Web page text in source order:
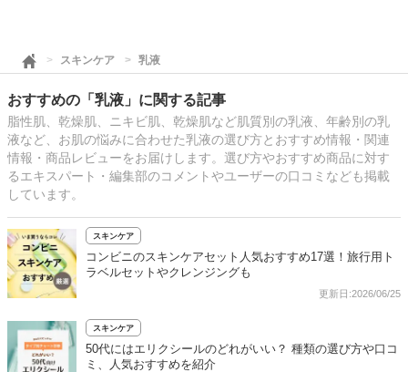
スキンケア 乳液
おすすめの「乳液」に関する記事
脂性肌、乾燥肌、ニキビ肌、乾燥肌など肌質別の乳液、年齢別の乳
液など、お肌の悩みに合わせた乳液の選び方とおすすめ情報・関連
情報・商品レビューをお届けします。選び方やおすすめ商品に対す
るエキスパート・編集部のコメントやユーザーの口コミなども掲載
しています。
スキンケア
コンビニのスキンケアセット人気おすすめ17選！旅行用ト
ラベルセットやクレンジングも
更新日:2026/06/25
スキンケア
50代にはエリクシールのどれがいい？ 種類の選び方や口コ
ミ、人気おすすめを紹介